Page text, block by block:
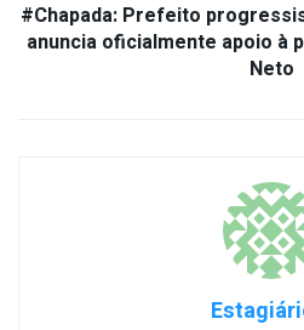
#Chapada: Prefeito
anuncia oficialmente apoio à
Neto